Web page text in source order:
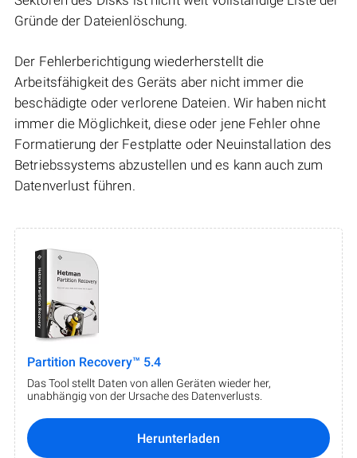
Gründe der Dateienlöschung.
Der Fehlerberichtigung wiederherstellt die
Arbeitsfähigkeit des Geräts aber nicht immer die
beschädigte oder verlorene Dateien. Wir haben nicht
immer die Möglichkeit, diese oder jene Fehler ohne
Formatierung der Festplatte oder Neuinstallation des
Betriebssystems abzustellen und es kann auch zum
Datenverlust führen.
Partition Recovery™ 5.4
Das Tool stellt Daten von allen Geräten wieder her,
unabhängig von der Ursache des Datenverlusts.
Herunterladen